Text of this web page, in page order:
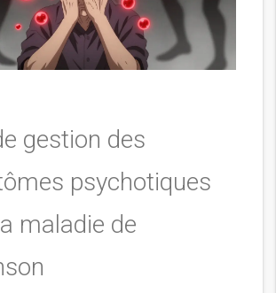
gestion des
psychotiques
maladie de